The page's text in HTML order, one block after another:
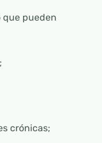
que pueden
crónicas;